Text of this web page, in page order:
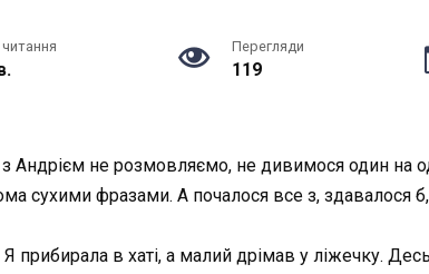
Перегляди
119
не розмовляємо, не дивимося один на
сухими фразами. А почалося все з, здавалося
прибирала в хаті, а малий дрімав у ліжечку.